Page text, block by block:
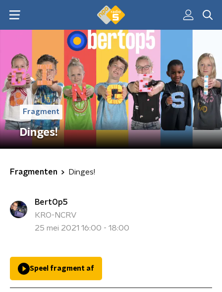
Fragment
Dinges!
Fragmenten Dinges!
BertOp5
KRO-NCRV
25 mei 2021 16:00 - 18:00
Speel fragment af